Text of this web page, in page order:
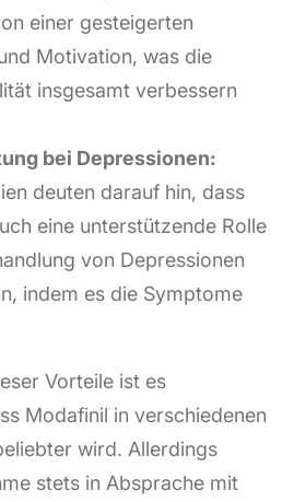
einer gesteigerten
Motivation, was die
insgesamt verbessern
bei Depressionen:
deuten darauf hin, dass
eine unterstützende Rolle
von Depressionen
indem es die Symptome
Vorteile ist es
Modafinil in verschiedenen
wird. Allerdings
stets in Absprache mit